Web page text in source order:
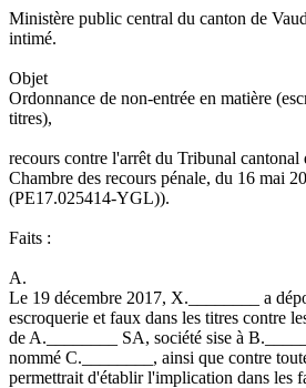
Ministère public central du canton de
intimé.
Objet
Ordonnance de non-entrée en matière
titres),
recours contre l'arrêt du Tribunal cantonal
Chambre des recours pénale, du 16 mai
(PE17.025414-YGL)).
Faits :
A.
Le 19 décembre 2017, X.________ a
escroquerie et faux dans les titres contre
de A.________ SA, société sise à
nommé C.________, ainsi que contre
permettrait d'établir l'implication dans les